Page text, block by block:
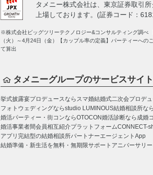
タメニー株式会社は、 東京証券取引
上場しております。(証券コード：
※株式会社ビッグツリーテクノロジー&コンサルティング調べ
（火）～4月24日（金）【カップル率の定義】パーティーへの
て算出
タメニーグループのサービスサイト
挙式披露宴プロデュースならスマ婚結婚式二次会プロデ
フォトウェディングならstudio LUMINOUS結婚相談所な
婚活パーティー・街コンならOTOCON婚活診断なら成婚
婚活事業者間会員相互紹介プラットフォームCONNECT-
アプリ完結型の結婚相談所パートナーエージェントApp
結婚準備・新生活を無料・無期限サポートアニバーサリ